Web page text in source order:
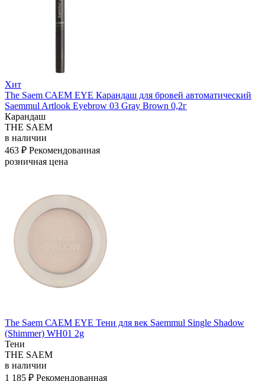
Хит
The Saem САЕМ EYE Карандаш для бровей автоматический
Saemmul Artlook Eyebrow 03 Gray Brown 0,2г
Карандаш
THE SAEM
в наличии
463 ₽ Рекомендованная
розничная цена
The Saem САЕМ EYE Тени для век Saemmul Single Shadow
(Shimmer) WH01 2g
Тени
THE SAEM
в наличии
1 185 ₽ Рекомендованная